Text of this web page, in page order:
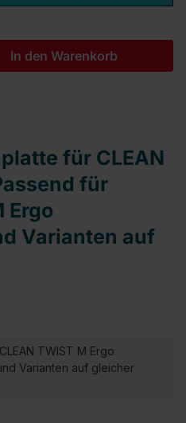
den gewünschten
In den Warenkorb
für CLEAN
für
Ergo
Varianten auf
TWIST M Ergo
Varianten auf gleicher